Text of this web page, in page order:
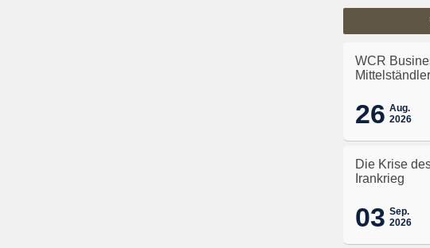
WCR
26 Aug.
2026
Die Krise
Irankrieg
03 Sep.
2026